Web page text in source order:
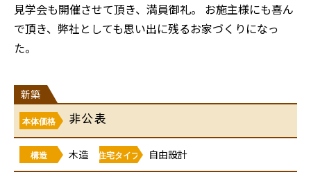
見学会も開催させて頂き、満員御礼。 お施主様にも喜ん
で頂き、弊社としても思い出に残るお家づくりになっ
た。
新築
本体価格 非公表
構造 木造 住宅タイプ 自由設計